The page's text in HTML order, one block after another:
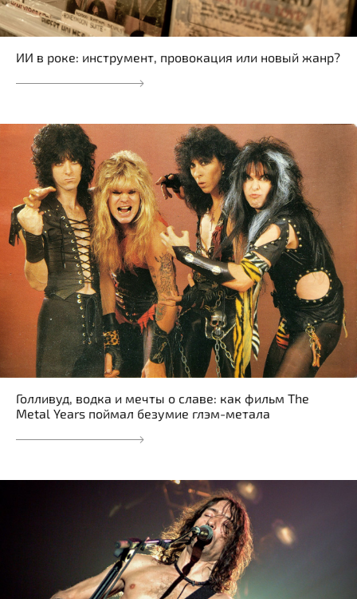
ИИ в роке: инструмент, провокация или новый жанр?
Голливуд, водка и мечты о славе: как фильм The
Metal Years поймал безумие глэм-метала